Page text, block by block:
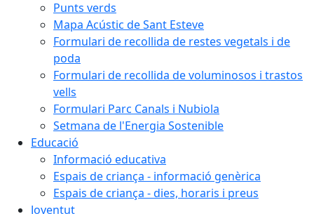
Punts verds
Mapa Acústic de Sant Esteve
Formulari de recollida de restes vegetals i de
poda
Formulari de recollida de voluminosos i trastos
vells
Formulari Parc Canals i Nubiola
Setmana de l'Energia Sostenible
Educació
Informació educativa
Espais de criança - informació genèrica
Espais de criança - dies, horaris i preus
Joventut